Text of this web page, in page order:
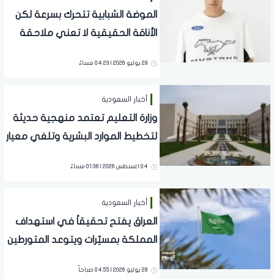
الموضة الشبابية تتحرك بسرعة لكن
الأناقة الحقيقية لا تعني ملاحقة
29 يوليو 2026 | 04:23 مساءً
أخبار السعودية
وزارة التعليم تعتمد منهجية حديثة
لتخطيط الموارد البشرية وتلغي معيار
04 اغسطس 2026 | 01:36 مساءً
أخبار السعودية
العراق يفتح تحقيقاً في استهداف
المملكة بمسيّرات ويتوعد المتورطين
28 يوليو 2026 | 04:55 صباحاً